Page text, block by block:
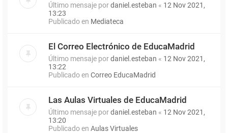
Último mensaje pordaniel.esteban « 12 Nov 2021,
13:23
Publicado en Mediateca
El Correo Electrónico de EducaMadrid
Último mensaje pordaniel.esteban « 12 Nov 2021,
13:22
Publicado en Correo EducaMadrid
Las Aulas Virtuales de EducaMadrid
Último mensaje pordaniel.esteban « 12 Nov 2021,
13:20
Publicado en Aulas Virtuales